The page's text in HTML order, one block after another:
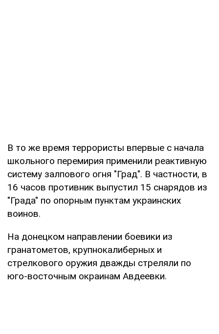
В то же время террористы впервые с начала
школьного перемирия применили реактивную
систему залпового огня "Град". В частности, в
16 часов противник выпустил 15 снарядов из
"Града" по опорным пунктам украинских
воинов.
На донецком направлении боевики из
гранатометов, крупнокалиберных и
стрелкового оружия дважды стреляли по
юго-восточным окраинам Авдеевки.